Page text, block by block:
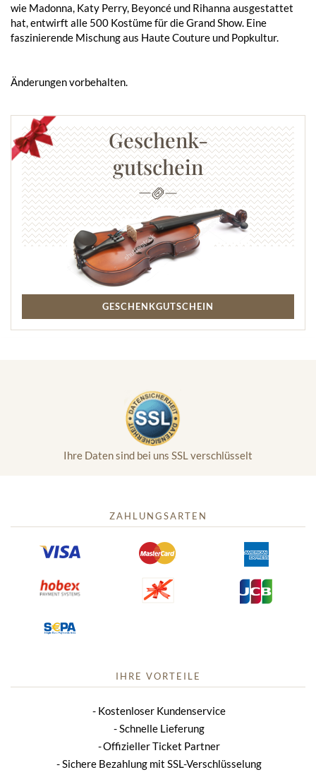
wie Madonna, Katy Perry, Beyoncé und Rihanna ausgestattet
hat, entwirft alle 500 Kostüme für die Grand Show. Eine
faszinierende Mischung aus Haute Couture und Popkultur.
Änderungen vorbehalten.
Geschenk-
gutschein
GESCHENKGUTSCHEIN
Ihre Daten sind bei uns SSL verschlüsselt
ZAHLUNGSARTEN
IHRE VORTEILE
Kostenloser Kundenservice
Schnelle Lieferung
Offizieller Ticket Partner
Sichere Bezahlung mit SSL-Verschlüsselung